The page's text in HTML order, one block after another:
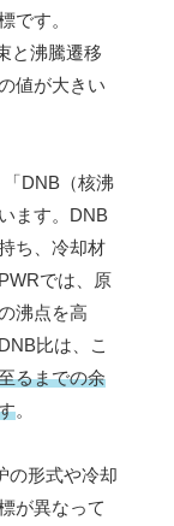
です。
と沸騰遷移
値が大きい
DNB（核沸
ます。DNB
ち、冷却材
では、原
沸点を高
比は、こ
るまでの余
。
の形式や冷却
が異なって